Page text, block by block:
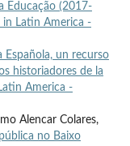
Educação (2017-
Latin America -
Española, un recurso
historiadores de la
America -
Alencar Colares,
no Baixo